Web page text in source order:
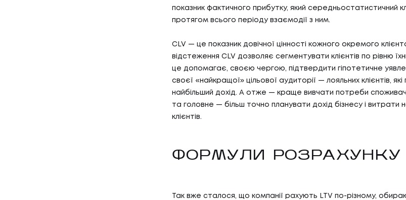
показник фактичного прибутку, який середньостатистичний
протягом всього періоду взаємодії з ним.
CLV — це показник довічної цінності кожного окремого
відстеження CLV дозволяє сегментувати клієнтів по рівню
це допомагає, своєю чергою, підтвердити гіпотетичне
своєї «найкращої» цільової аудиторії — лояльних клієнтів,
найбільший дохід. А отже — краще вивчати потреби
та головне — більш точно планувати дохід бізнесу і витрати
клієнтів.
ФОРМУЛИ РОЗРАХУНКУ
Так вже сталося, що компанії рахують LTV по-різному,